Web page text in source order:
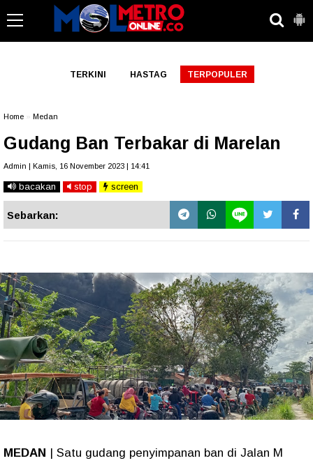
TERKINI HASTAG TERPOPULER
Home Medan
Gudang Ban Terbakar di Marelan
Admin | Kamis, 16 November 2023 | 14:41
bacakan stop screen
Sebarkan:
MEDAN
| Satu gudang penyimpanan ban di Jalan M